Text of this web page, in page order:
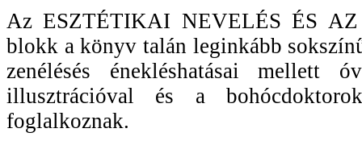
Az ESZTÉTIKAI NEVELÉS ÉS AZ
blokk a könyv talán leginkább
zenélésés énekléshatásai mellett
illusztrációval és a
foglalkoznak.